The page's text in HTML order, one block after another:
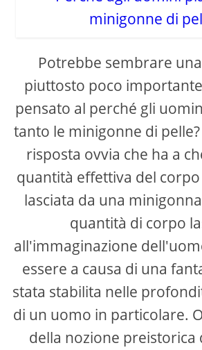
Potrebbe sembrare
piuttosto poco
pensato al perché gli
tanto le minigonne di
risposta ovvia che ha a
quantità effettiva del
lasciata da una
quantità di corpo
all'immaginazione
essere a causa di una
stata stabilita nelle
di un uomo in particolare.
della nozione preistorica